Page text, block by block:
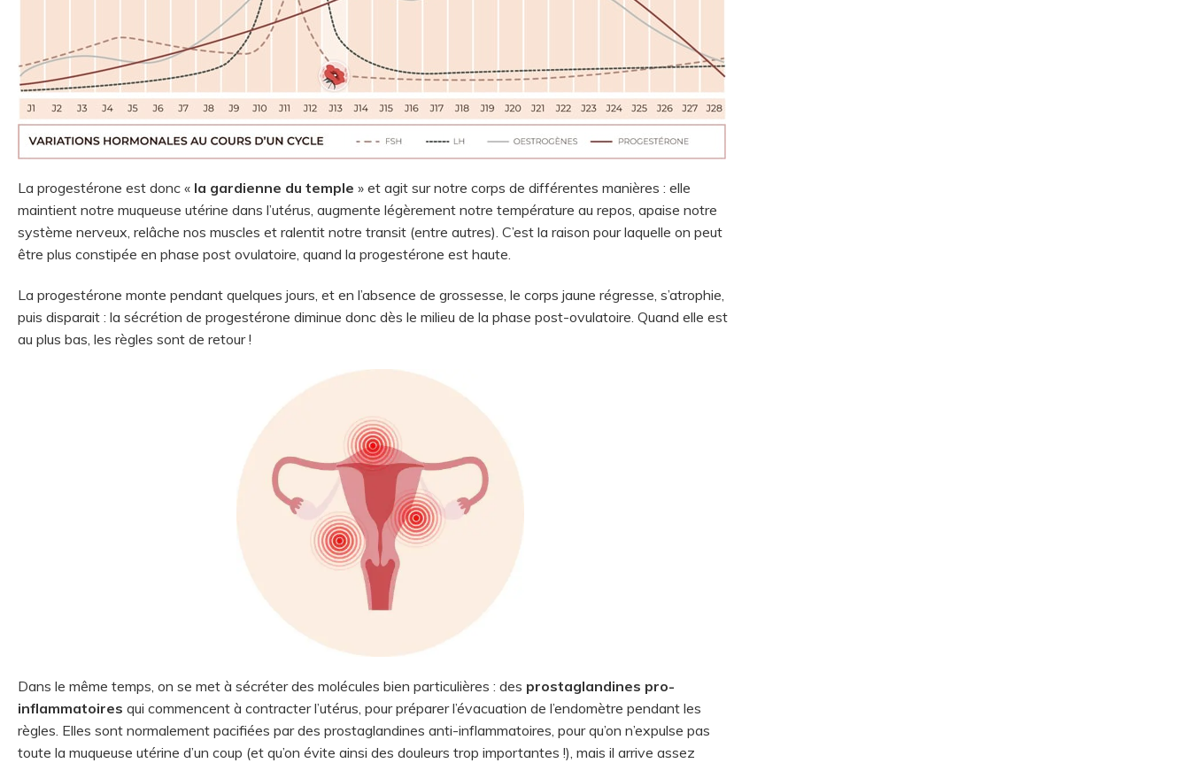
La progestérone est donc « la gardienne du temple » et agit sur notre corps de différentes manières : elle
maintient notre muqueuse utérine dans l’utérus, augmente légèrement notre température au repos, apaise notre
système nerveux, relâche nos muscles et ralentit notre transit (entre autres). C’est la raison pour laquelle on peut
être plus constipée en phase post ovulatoire, quand la progestérone est haute.
La progestérone monte pendant quelques jours, et en l’absence de grossesse, le corps jaune régresse, s’atrophie,
puis disparait : la sécrétion de progestérone diminue donc dès le milieu de la phase post-ovulatoire. Quand elle est
au plus bas, les règles sont de retour !
Dans le même temps, on se met à sécréter des molécules bien particulières : des prostaglandines pro-
inflammatoires qui commencent à contracter l’utérus, pour préparer l’évacuation de l’endomètre pendant les
règles. Elles sont normalement pacifiées par des prostaglandines anti-inflammatoires, pour qu’on n’expulse pas
toute la muqueuse utérine d’un coup (et qu’on évite ainsi des douleurs trop importantes !), mais il arrive assez